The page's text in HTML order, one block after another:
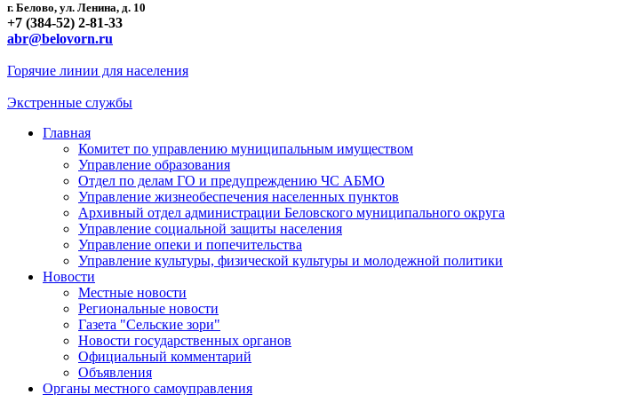
г. Белово, ул. Ленина, д. 10
+7 (384-52) 2-81-33
abr@belovorn.ru
Горячие линии для населения
Экстренные службы
Главная
Комитет по управлению муниципальным имуществом
Управление образования
Отдел по делам ГО и предупреждению ЧС АБМО
Управление жизнеобеспечения населенных пунктов
Архивный отдел администрации Беловского муниципального округа
Управление социальной защиты населения
Управление опеки и попечительства
Управление культуры, физической культуры и молодежной политики
Новости
Местные новости
Региональные новости
Газета "Сельские зори"
Новости государственных органов
Официальный комментарий
Объявления
Органы местного самоуправления